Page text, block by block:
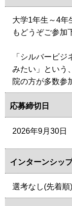
大学1年生～4年
もどうぞご参加
「シルバービ
みたい」という
院の方が多数参
応募締切日
2026年9月30日
インターンシッ
選考なし(先着順)